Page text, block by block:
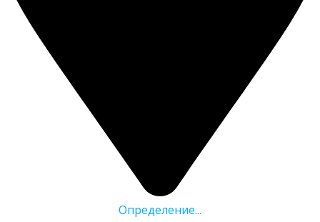
Определение...